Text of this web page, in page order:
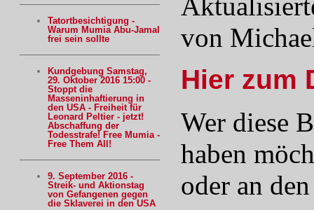
Tatortbesichtigung -
Warum Mumia Abu-Jamal
frei sein sollte
Kundgebung Samstag,
29. Oktober 2016 15:00 -
Stoppt die
Masseninhaftierung in
den USA - Freiheit für
Leonard Peltier - jetzt!
Abschaffung der
Todesstrafe! Free Mumia -
Free Them All!
9. September 2016 -
Streik- und Aktionstag
von Gefangenen gegen
die Sklaverei in den USA
von
Hier zum
Wer diese
haben
oder an